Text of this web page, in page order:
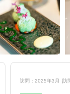
訪問：2025年3月 訪